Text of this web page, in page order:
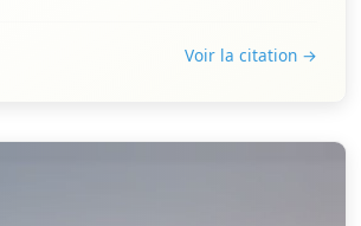
Voir la citation →